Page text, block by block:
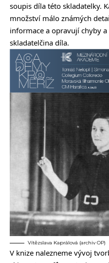
soupis díla této skladatelky.
množství málo známých
informace a opravují chyby
skladatelčina díla.
Vítězslava Kaprálová (archiv OP)
V knize nalezneme vývoj